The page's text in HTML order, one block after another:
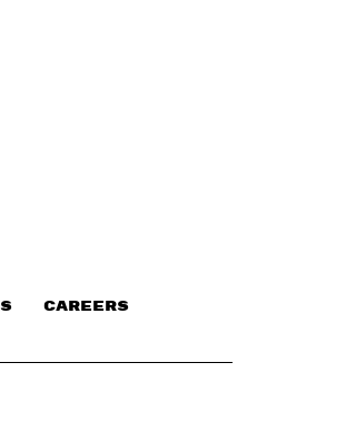
CAREERS